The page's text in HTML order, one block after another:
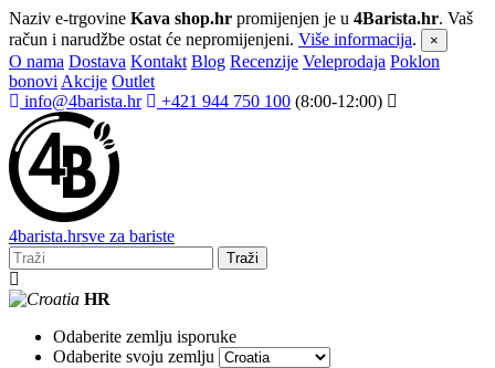
Naziv e-trgovine Kava shop.hr promijenjen je u 4Barista.hr. Vaš
račun i narudžbe ostat će nepromijenjeni. Više informacija. ×
O nama Dostava Kontakt Blog Recenzije Veleprodaja Poklon
bonovi Akcije Outlet
info@4barista.hr
+421 944 750 100 (8:00-12:00)
4barista.hrsve za bariste
Traži
HR
Odaberite zemlju isporuke
Odaberite svoju zemlju